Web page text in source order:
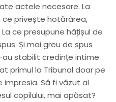
actele necesare. La
ce privește hotărârea,
ce presupune hățișul de
Și mai greu de spus
stabilit credințe intime
primul la Tribunal doar pe
Să fi văzut al
copilului, mai apăsat?